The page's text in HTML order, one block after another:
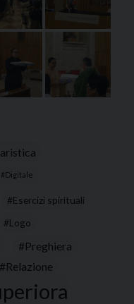
Digitale
Esercizi spirituali
Logo
Preghiera
Relazione